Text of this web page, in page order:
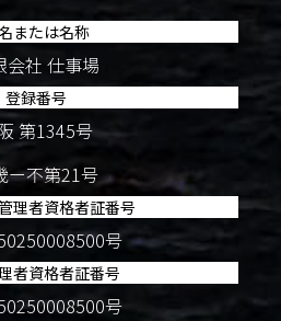
または名称
会社 仕事場
登録番号
第1345号
ー不第21号
理者資格者証番号
号
者資格者証番号
号